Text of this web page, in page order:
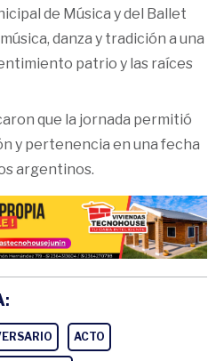
de Música y del Ballet
danza y tradición a una
patrio y las raíces
que la jornada permitió
y pertenencia en una fecha
argentinos.
ACTO